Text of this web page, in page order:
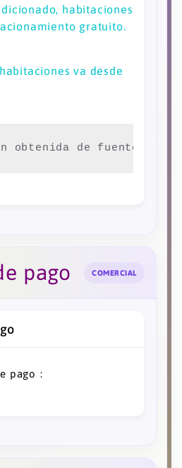
habitaciones
gratuito.
va desde
obtenida de fuentes
pago COMERCIAL
pago